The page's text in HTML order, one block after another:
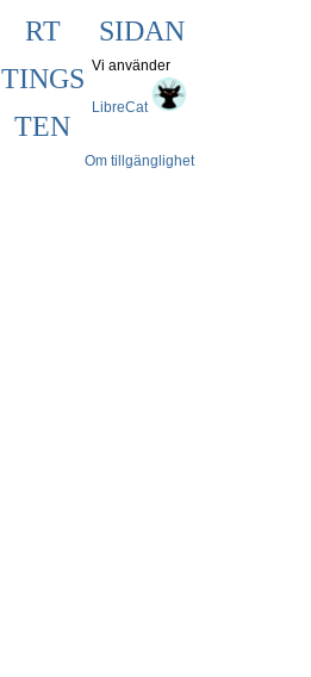
RT
TINGS
TEN
SIDAN
Om tillgänglighet
Vi använder
LibreCat